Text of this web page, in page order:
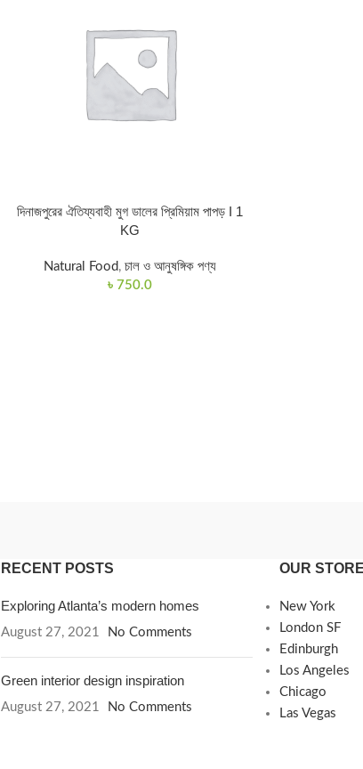
দিনাজপুরের ঐতিয্যবাহী মুগ ডালের প্রিমিয়াম পাপড় I 1
KG
Natural Food , চাল ও আনুষঙ্গিক পণ্য
৳ 750.0
RECENT POSTS
Exploring Atlanta’s modern homes
August 27, 2021 No Comments
Green interior design inspiration
August 27, 2021 No Comments
OUR
New York
London SF
Edinburgh
Los Angeles
Chicago
Las Vegas